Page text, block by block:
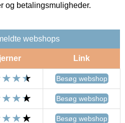
og betalingsmuligheder.
webshops
Link
Besøg webshop
Besøg webshop
Besøg webshop